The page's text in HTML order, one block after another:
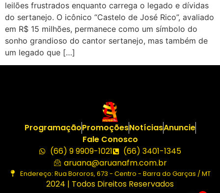
leilões frustrados enquanto carrega o legado e dívidas
do sertanejo. O icônico “Castelo de José Rico”, avaliado
em R$ 15 milhões, permanece como um símbolo do
sonho grandioso do cantor sertanejo, mas também de
um legado que […]
ProgramaçãoPromoçõesNotíciasAnuncie
Fale Conosco
(66) 9 9909-1021
(66) 3401-1345
aruana@aruanafm.com.br
Endereço: Rua Bororos, 673 - Centro - Barra do Garças / MT
2024 | Todos Direitos Reservados